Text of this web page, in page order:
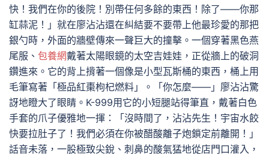
快！我們在你的後院！別帶任何多餘的東西！除了——你那
缸蒜泥！」就在廖沾沾還在糾結要不要帶上他最珍愛的那把
銀勺時，外面的牆壁傳來一聲巨大的撞擊。一個穿著黑色燕
尾服、 包養網戴著太陽眼鏡的太空吉娃娃，正從牆上的破洞
鑽進來。它的背上揹著一個像是小型瓦斯桶的東西，桶上用
毛筆寫著「極品紅棗枸杞燃料」。「你怎麼——」廖沾沾驚
訝地瞪大了眼睛。K-999用它的小短腿站得筆直，戴著白色
手套的爪子優雅地一揮：「沒時間了，沾沾先生！宇宙水餃
快要拉肚子了！我們必須在你被醋酸離子炮鎖定前離開！」
話音未落，一股極致尖銳、刺鼻的酸氣猛地從店門口灌入，